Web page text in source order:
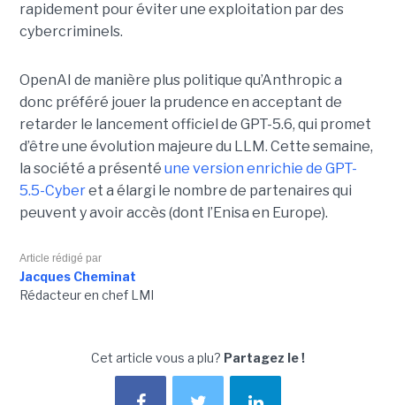
rapidement pour éviter une exploitation par des
cybercriminels.
OpenAI de manière plus politique qu’Anthropic a
donc préféré jouer la prudence en acceptant de
retarder le lancement officiel de GPT-5.6, qui promet
d’être une évolution majeure du LLM. Cette semaine,
la société a présenté une version enrichie de GPT-
5.5-Cyberet a élargi le nombre de partenaires qui
peuvent y avoir accès (dont l’Enisa en Europe).
Article rédigé par
Jacques Cheminat
Rédacteur en chef LMI
Cet article vous a plu? Partagez le !